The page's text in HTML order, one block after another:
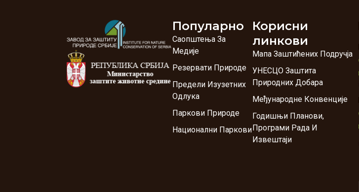
Популарно
Саопштења За
Медије
Резервати Природе
Предели Изузетних
Одлука
Паркови Природе
Национални Паркови
Корисни
линкови
Мапа Заштићених Подручја
УНЕСЦО Заштита
Природних Добара
Међународне Конвенције
Годишњи Планови,
Програми Рада И
Извештаји